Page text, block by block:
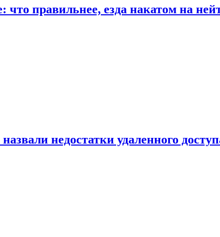
что правильнее, езда накатом на
недостатки удаленного